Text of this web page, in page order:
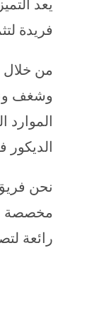
يعد
فريدة
من خلال
وشغف
الموارد
الديكور
نحن
مخصصة
رائعة